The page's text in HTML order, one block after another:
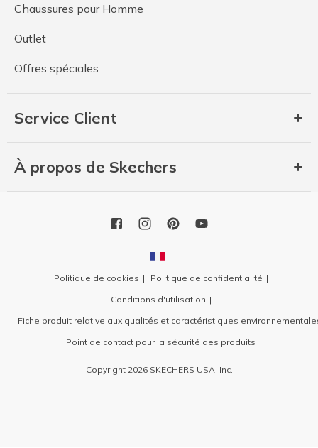
Chaussures pour Homme
Outlet
Offres spéciales
Service Client
À propos de Skechers
Politique de cookies
Politique de confidentialité
Conditions d'utilisation
Fiche produit relative aux qualités et caractéristiques
Point de contact pour la sécurité des produits
Copyright 2026 SKECHERS USA, Inc.